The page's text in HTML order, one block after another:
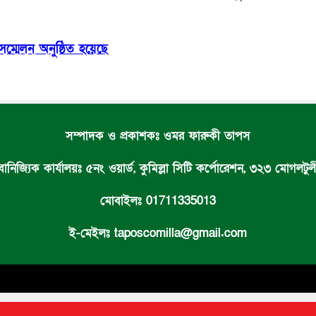
অনুষ্ঠিত হয়েছে
সম্পাদক ও প্রকাশকঃ ওমর ফারুকী তাপস
কার্যালয়ঃ ৫নং ওয়ার্ড, কুমিল্লা সিটি কর্পোরেশন, ৩২৩
মোবাইলঃ 01711335013
ই-মেইলঃ taposcomilla@gmail.com